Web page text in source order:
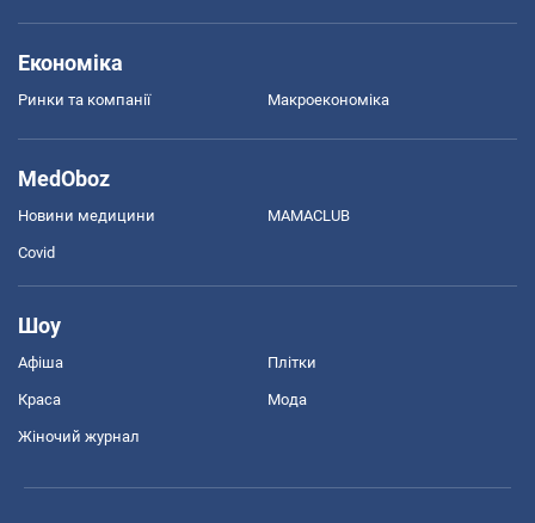
Економіка
Ринки та компанії Макроекономіка
MedOboz
Новини медицини MAMACLUB
Covid
Шоу
Афіша Плітки
Краса Мода
Жіночий журнал